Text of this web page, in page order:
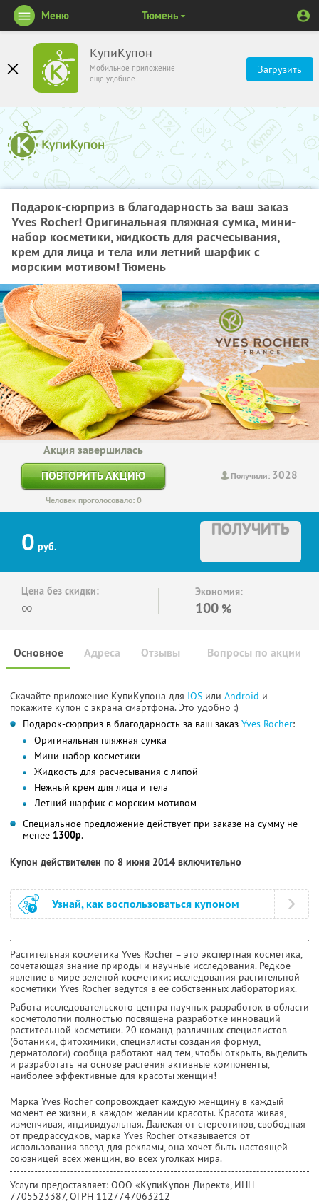
КупиКупон
Мобильное приложение
ещё удобнее
Загрузить
Меню Тюмень
Подарок-сюрприз в благодарность за ваш заказ
Yves Rocher! Оригинальная пляжная сумка, мини-
набор косметики, жидкость для расчесывания,
крем для лица и тела или летний шарфик с
морским мотивом! Тюмень
Получили: 3028
Акция завершилась
ПОВТОРИТЬ АКЦИЮ
Человек проголосовало: 0
0 руб.
ПОЛУЧИТЬ
Цена без скидки:
∞
Экономия:
100 %
Основное Отзывы Вопросы по акции
Адреса
Скачайте приложение КупиКупона для IOS или Android и
покажите купон с экрана смартфона. Это удобно :)
Подарок-сюрприз в благодарность за ваш заказ Yves Rocher:
Оригинальная пляжная сумка
Мини-набор косметики
Жидкость для расчесывания с липой
Нежный крем для лица и тела
Летний шарфик с морским мотивом
Специальное предложение действует при заказе на сумму не
менее 1300р.
Купон действителен по 8 июня 2014 включительно
Узнай, как воспользоваться купоном
Растительная косметика Yves Rocher – это экспертная косметика,
сочетающая знание природы и научные исследования. Редкое
явление в мире зеленой косметики: исследования растительной
косметики Yves Rocher ведутся в ее собственных лабораториях.
Работа исследовательского центра научных разработок в области
косметологии полностью посвящена разработке инноваций
растительной косметики. 20 команд различных специалистов
(ботаники, фитохимики, специалисты создания формул,
дерматологи) сообща работают над тем, чтобы открыть, выделить
и разработать на основе растения активные компоненты,
наиболее эффективные для красоты женщин!
Марка Yves Rocher сопровождает каждую женщину в каждый
момент ее жизни, в каждом желании красоты. Красота живая,
изменчивая, индивидуальная. Далекая от стереотипов, свободная
от предрассудков, марка Yves Rocher отказывается от
использования звезд для рекламы, она хочет быть настоящей
союзницей всех женщин, во всех уголках мира.
Услуги предоставляет: ООО «КупиКупон Директ», ИНН
7705523387, ОГРН 1127747063212